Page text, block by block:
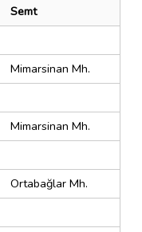
Semt
Mimarsinan Mh.
Mimarsinan Mh.
Ortabağlar Mh.